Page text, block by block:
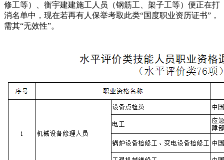
修工等）、衡宇建建施工人员（钢筋工、架子工等）便正在打
消名单中，现在若再有人保举考取此类“国度职业资历证书”，
需其“无效性”。